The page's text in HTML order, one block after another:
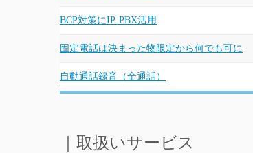
BCP対策にIP-PBX活用
固定電話は決まった物限定から何でも可に
自動通話録音（全通話）
｜取扱いサービス